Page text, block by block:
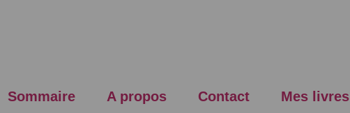
Sommaire A propos Contact Mes livres